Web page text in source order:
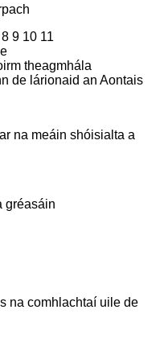
9 10 11
theagmhála
de lárionaid an Aontais
na meáin shóisialta a
gréasáin
na comhlachtaí uile de